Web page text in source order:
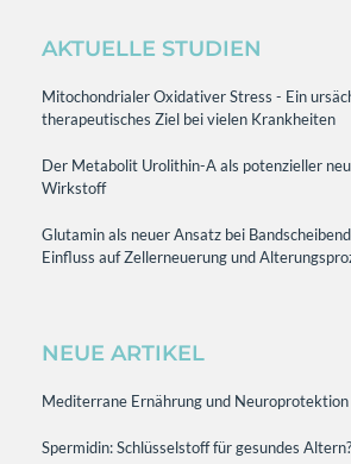
AKTUELLE STUDIEN
Mitochondrialer Oxidativer Stress - Ein
therapeutisches Ziel bei vielen Krankheiten
Der Metabolit Urolithin-A als potenzieller
Wirkstoff
Glutamin als neuer Ansatz bei
Einfluss auf Zellerneuerung und
NEUE ARTIKEL
Mediterrane Ernährung und Neuroprotektion
Spermidin: Schlüsselstoff für gesundes Altern?